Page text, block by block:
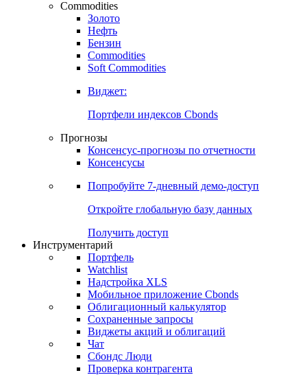
Commodities
Золото
Нефть
Бензин
Commodities
Soft Commodities
Виджет:
Портфели индексов Cbonds
Прогнозы
Консенсус-прогнозы по отчетности
Консенсусы
Попробуйте 7-дневный демо-доступ
Откройте глобальную базу данных
Получить доступ
Инструментарий
Портфель
Watchlist
Надстройка XLS
Мобильное приложение Cbonds
Облигационный калькулятор
Сохраненные запросы
Виджеты акций и облигаций
Чат
Сбондс Люди
Проверка контрагента